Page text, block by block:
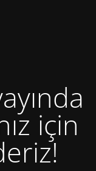
için